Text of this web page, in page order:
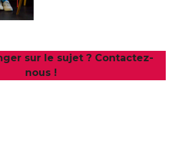
sur le sujet ? Contactez-
nous !